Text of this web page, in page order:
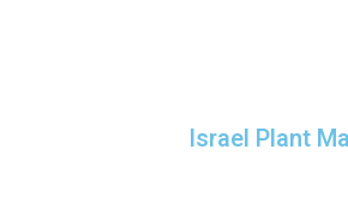
Israel Plant